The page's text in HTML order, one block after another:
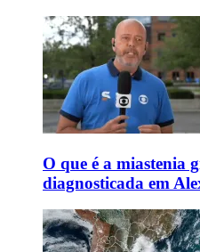
O que é a miastenia
diagnosticada em